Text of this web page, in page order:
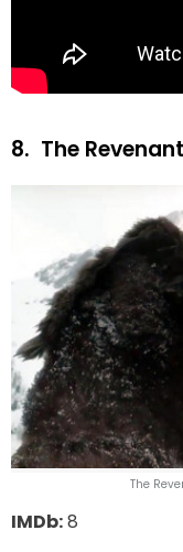
8. The
The
IMDb:8